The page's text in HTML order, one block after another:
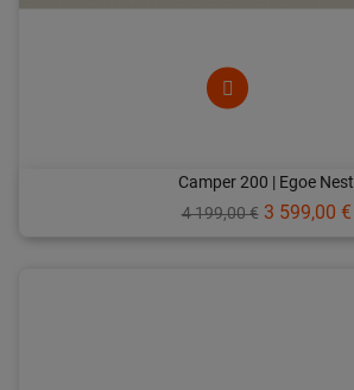
Camper 200 | Egoe Nest
Prix
4 199,00 € Prix
3 599,00 €